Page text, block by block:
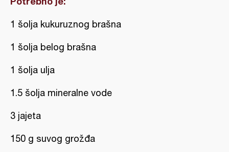
1 šolja kukuruznog brašna
1 šolja belog brašna
1 šolja ulja
1.5 šolja mineralne vode
3 jajeta
150 g suvog grožđa